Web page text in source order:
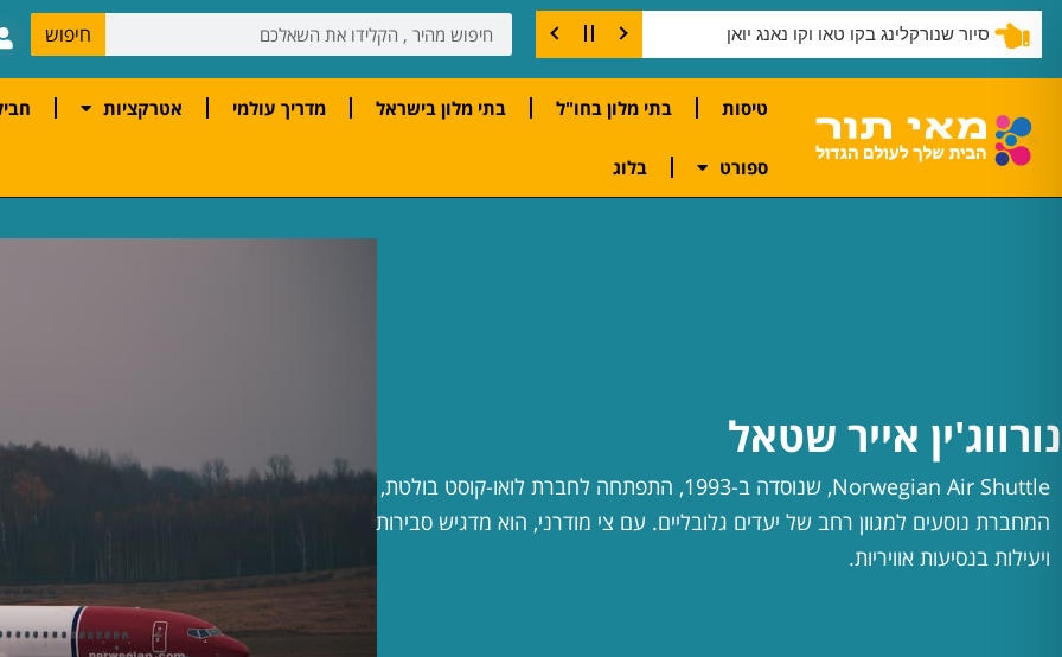
סיור שנורקלינג בקו טאו וקו נאנג יואן חיפוש
טיסות בתי מלון בחו"ל בתי מלון בישראל מדריך עולמי אטרקציות
ספורט בלוג
נורווג'ין אייר שטאל
Norwegian Air Shuttle, שנוסדה ב-1993, התפתחה לחברת לואו-קוסט בולטת,
המחברת נוסעים למגוון רחב של יעדים גלובליים. עם צי מודרני, הוא מדגיש סבירות
ויעילות בנסיעות אוויריות.